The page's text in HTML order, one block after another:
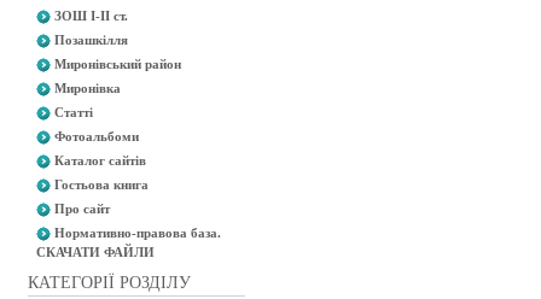
ЗОШ І-ІІ ст.
Позашкілля
Миронівський район
Миронівка
Статті
Фотоальбоми
Каталог сайтів
Гостьова книга
Про сайт
Нормативно-правова база.
СКАЧАТИ ФАЙЛИ
КАТЕГОРІЇ РОЗДІЛУ